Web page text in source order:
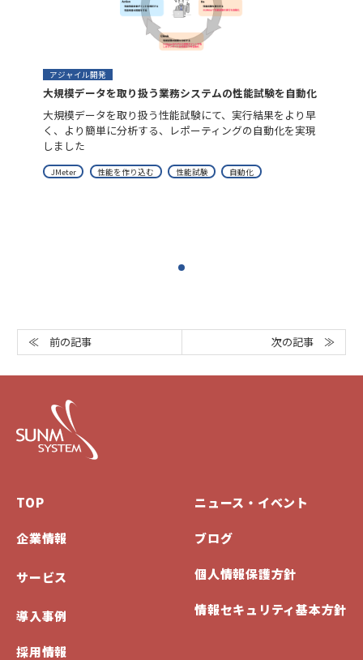
アジャイル開発
大規模データを取り扱う業務システムの性能試験を自動化
大規模データを取り扱う性能試験にて、実行結果をより早
く、より簡単に分析する、レポーティングの自動化を実現
しました
JMeter 性能を作り込む 性能試験 自動化
≪ 前の記事 次の記事 ≫
TOP
企業情報
サービス
導入事例
採用情報
ニュース・イベント
ブログ
個人情報保護方針
情報セキュリティ基本方針